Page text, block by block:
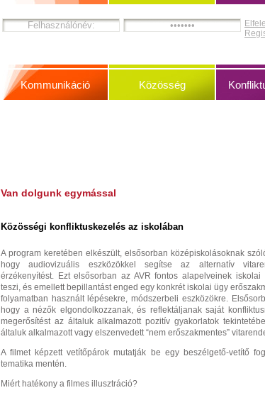
Kommunikáció Közösség
Van dolgunk egymással
Közösségi konfliktuskezelés az iskolában
A program keretében elkészült, elsősorban középiskolásoknak
hogy audiovizuális eszközökkel segítse az alternatív
érzékenyítést. Ezt elsősorban az AVR fontos alapelveinek iskolai
teszi, és emellett bepillantást enged egy konkrét iskolai ügy
folyamatban használt lépésekre, módszerbeli eszközökre.
hogy a nézők elgondolkozzanak, és reflektáljanak saját
megerősítést az általuk alkalmazott pozitív gyakorlatok
általuk alkalmazott vagy elszenvedett “nem erőszakmentes”
A filmet képzett vetítőpárok mutatják be egy beszélgető-vetítő
tematika mentén.
Miért hatékony a filmes illusztráció?